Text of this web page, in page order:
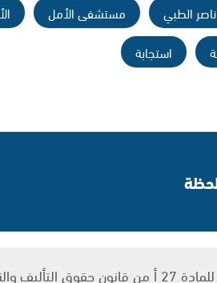
الطبي مستشفى الأمل
استجابة